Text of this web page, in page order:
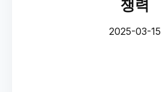
쟁력
2025-03-15